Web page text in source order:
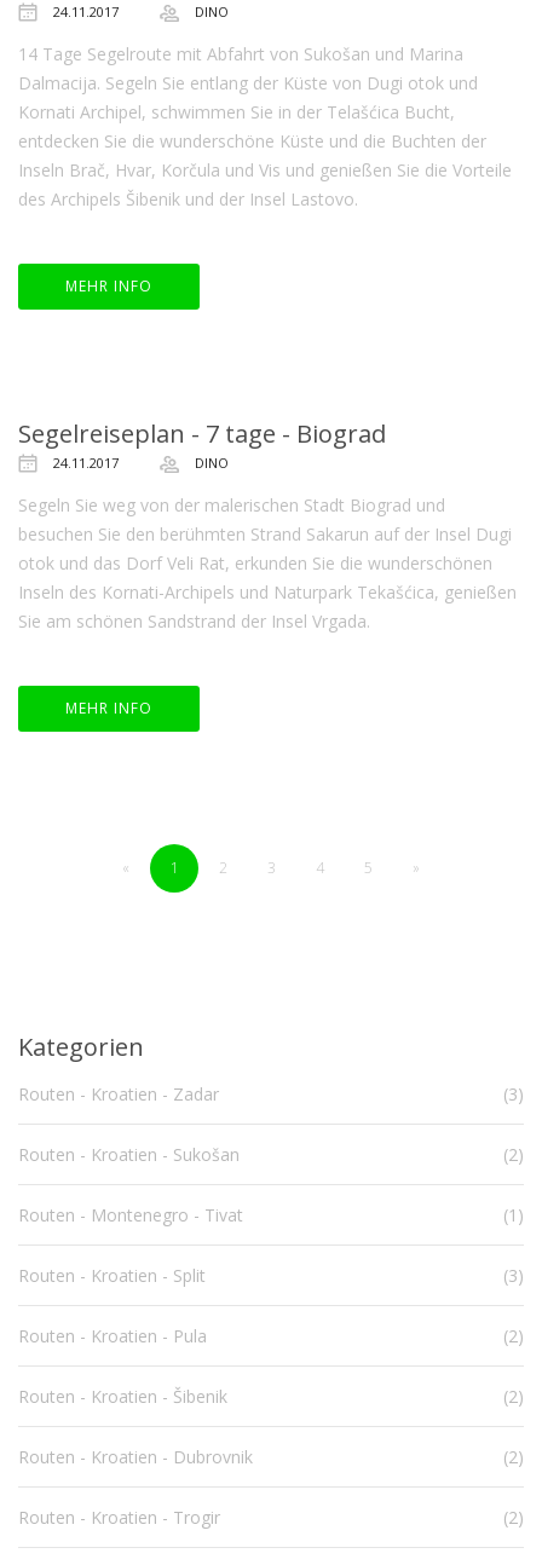
24.11.2017 DINO
14 Tage Segelroute mit Abfahrt von Sukošan und Marina
Dalmacija. Segeln Sie entlang der Küste von Dugi otok und
Kornati Archipel, schwimmen Sie in der Telašćica Bucht,
entdecken Sie die wunderschöne Küste und die Buchten der
Inseln Brač, Hvar, Korčula und Vis und genießen Sie die Vorteile
des Archipels Šibenik und der Insel Lastovo.
MEHR INFO
Segelreiseplan - 7 tage - Biograd
24.11.2017 DINO
Segeln Sie weg von der malerischen Stadt Biograd und
besuchen Sie den berühmten Strand Sakarun auf der Insel Dugi
otok und das Dorf Veli Rat, erkunden Sie die wunderschönen
Inseln des Kornati-Archipels und Naturpark Tekašćica, genießen
Sie am schönen Sandstrand der Insel Vrgada.
MEHR INFO
« 1 2 3 4 5 »
Kategorien
Routen - Kroatien - Zadar (3)
Routen - Kroatien - Sukošan (2)
Routen - Montenegro - Tivat (1)
Routen - Kroatien - Split (3)
Routen - Kroatien - Pula (2)
Routen - Kroatien - Šibenik (2)
Routen - Kroatien - Dubrovnik (2)
Routen - Kroatien - Trogir (2)